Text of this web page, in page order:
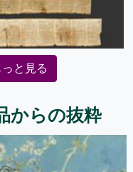
と見る
からの抜粋